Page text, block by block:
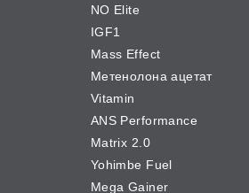
NO Elite
IGF1
Mass Effect
Метенолона ацетат
Vitamin
ANS Performance
Matrix 2.0
Yohimbe Fuel
Mega Gainer